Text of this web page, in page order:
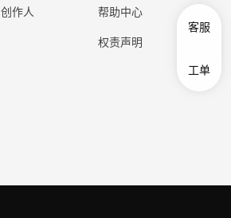
创作人
帮助中心
权责声明
客服
工单